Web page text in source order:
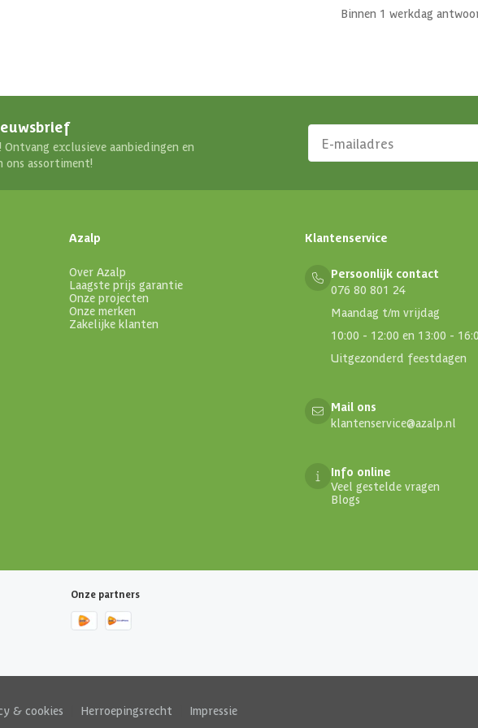
Binnen 1 werkdag
exclusieve aanbiedingen en
ons assortiment!
Azalp
Over Azalp
Laagste prijs garantie
Onze projecten
Onze merken
Zakelijke klanten
Klantenservice
Persoonlijk contact
076 80 801 24
Maandag t/m vrijdag
10:00 - 12:00 en 13:00 -
Uitgezonderd feestdagen
Mail ons
klantenservice@azalp.nl
Info online
Veel gestelde vragen
Blogs
Onze partners
& cookies Herroepingsrecht Impressie